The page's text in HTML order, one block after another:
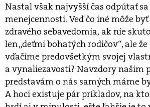
Nastal však najvyšší čas odpútať
menejcennosti. Veď čo iné môže
zdravého sebavedomia, ak nie
len „deťmi bohatých rodičov“, ale
vďačíme predovšetkým svojej
a vynaliezavosti? Navzdory našim
predstavám o nás samých máme
A hoci existuje pár príkladov, na